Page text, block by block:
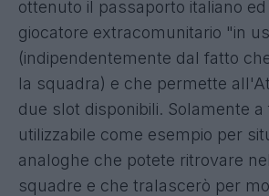
ottenuto il passaporto italiano
giocatore extracomunitario "in
(indipendentemente dal fatto
la squadra) e che permette
due slot disponibili. Solamente
utilizzabile come esempio per
analoghe che potete ritrovare
squadre e che tralascerò per